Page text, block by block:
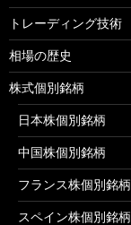
トレーディング技術
相場の歴史
株式個別銘柄
日本株個別銘柄
中国株個別銘柄
フランス株個別銘柄
スペイン株個別銘柄